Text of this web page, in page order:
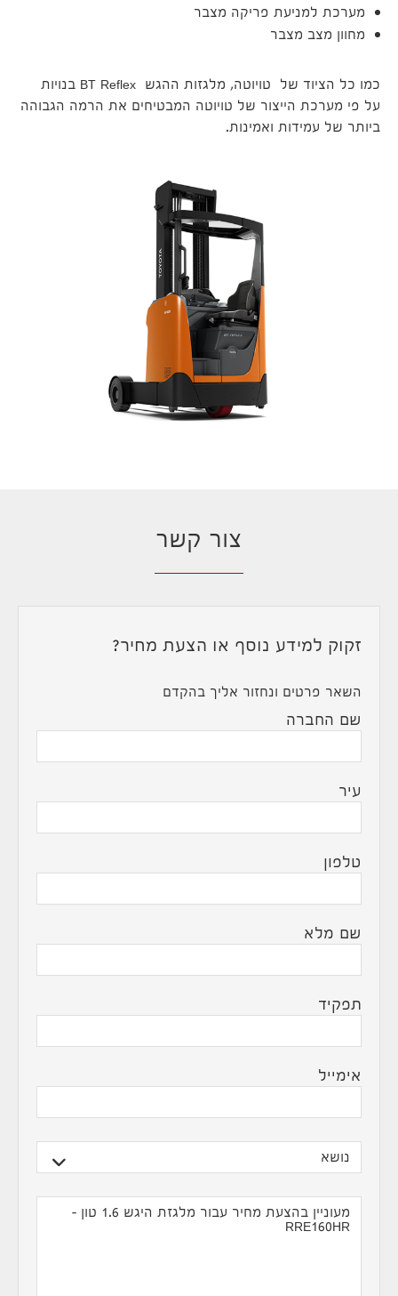
מערכת למניעת פריקה מצבר
מחוון מצב מצבר
כמו כל הציוד של טויוטה, מלגזות ההגש BT Reflex בנויות
על פי מערכת הייצור של טויוטה המבטיחים את הרמה הגבוהה
ביותר של עמידות ואמינות.
צור קשר
זקוק למידע נוסף או הצעת מחיר?
השאר פרטים ונחזור אליך בהקדם
שם החברה
עיר
טלפון
שם מלא
תפקיד
אימייל